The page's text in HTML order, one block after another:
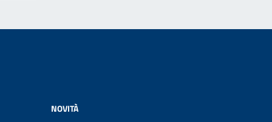
NOVITÀ